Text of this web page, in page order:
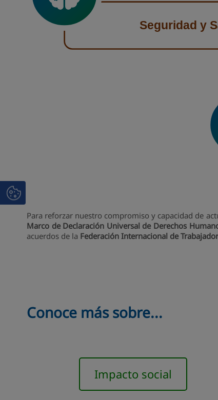
Para reforzar nuestro compromiso y capacidad de
Marco de Declaración Universal de Derechos
acuerdos de la Federación Internacional de
Conoce más sobre...
Impacto social